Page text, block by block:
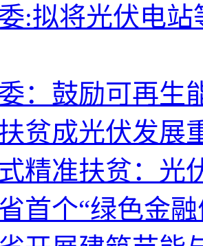
:拟将光伏电
：鼓励可再生
贫成光伏发展
精准扶贫：光
首个“绿色金